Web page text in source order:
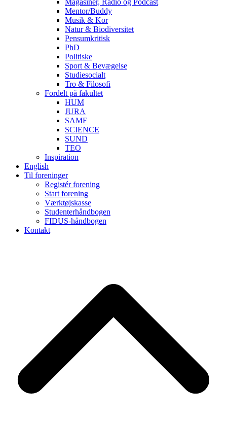
Magasiner, Radio og Podcast
Mentor/Buddy
Musik & Kor
Natur & Biodiversitet
Pensumkritisk
PhD
Politiske
Sport & Bevægelse
Studiesocialt
Tro & Filosofi
Fordelt på fakultet
HUM
JURA
SAMF
SCIENCE
SUND
TEO
Inspiration
English
Til foreninger
Registér forening
Start forening
Værktøjskasse
Studenterhåndbogen
FIDUS-håndbogen
Kontakt